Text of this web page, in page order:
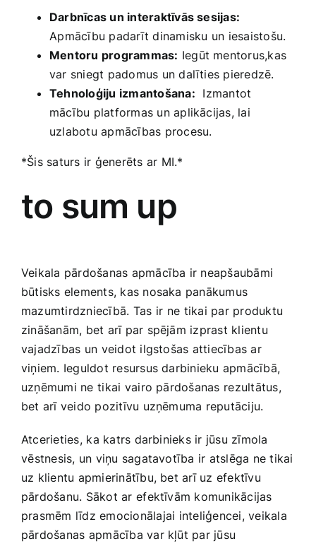
Darbnīcas un interaktīvās sesijas:
⁢Apmācību padarīt dinamisku ⁣un iesaistošu.
Mentoru programmas: Iegūt mentorus,kas
var sniegt padomus un dalīties​ pieredzē.
Tehnoloģiju izmantošana: ⁤ Izmantot
mācību ​platformas un aplikācijas,‍ lai
uzlabotu apmācības procesu.
*Šis saturs ir ģenerēts⁣ ar MI.*
to sum⁣ up
Veikala pārdošanas apmācība ir neapšaubāmi
būtisks elements, kas ‌nosaka​ panākumus
mazumtirdzniecībā.⁢ Tas⁢ ir ⁤ne tikai par produktu
zināšanām, bet arī par spējām izprast klientu
vajadzības⁤ un veidot ​ilgstošas attiecības​ ar
viņiem. Ieguldot resursus darbinieku apmācībā,
uzņēmumi ne⁤ tikai ⁤vairo pārdošanas⁤ rezultātus,
bet arī veido pozitīvu uzņēmuma reputāciju.​
Atcerieties,⁣ ka katrs darbinieks ir jūsu zīmola
⁤vēstnesis, un viņu sagatavotība ir atslēga ne tikai⁤
uz klientu apmierinātību,‌ bet arī uz efektīvu⁣
pārdošanu. Sākot ar⁣ efektīvām komunikācijas
prasmēm līdz​ emocionālajai ⁣inteliģencei, veikala
pārdošanas ⁢apmācība var kļūt par ​jūsu